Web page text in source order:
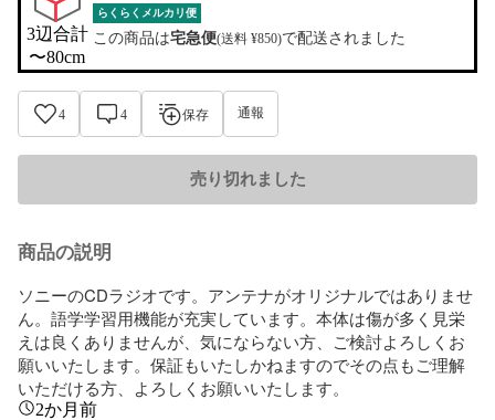
3辺合計
〜80cm
らくらくメルカリ便
この商品は宅急便(送料 ¥850)で配送されました
4 4 保存 通報
売り切れました
商品の説明
ソニーのCDラジオです。アンテナがオリジナルではありませ
ん。語学学習用機能が充実しています。本体は傷が多く見栄
えは良くありませんが、気にならない方、ご検討よろしくお
願いいたします。保証もいたしかねますのでその点もご理解
いただける方、よろしくお願いいたします。
2か月前